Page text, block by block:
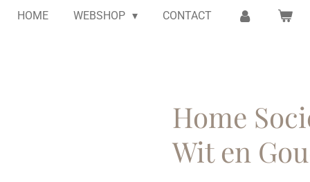
HOME WEBSHOP CONTACT
Home
Wit en